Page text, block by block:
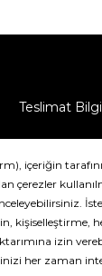
Teslimat
DeFactoFIT ©️